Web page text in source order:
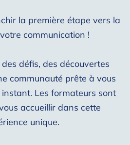
la première étape vers la
communication !
défis, des découvertes
communauté prête à vous
Les formateurs sont
accueillir dans cette
unique.